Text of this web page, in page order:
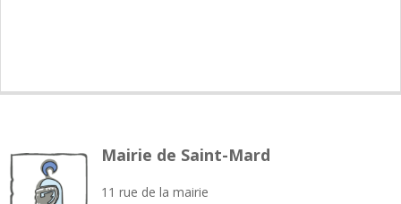
Mairie de Saint-Mard
11 rue de la mairie